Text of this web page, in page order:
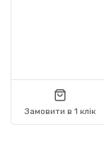
Замовити в 1 клік